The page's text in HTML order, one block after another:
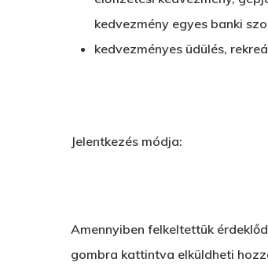
kedvezmény egyes banki
kedvezményes üdülés,
Jelentkezés módja:
Amennyiben felkeltettük
gombra kattintva elküldheti